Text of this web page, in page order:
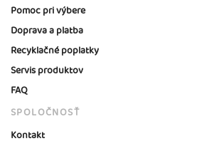
Pomoc pri výbere
Doprava a platba
Recyklačné poplatky
Servis produktov
FAQ
SPOLOČNOSŤ
Kontakt